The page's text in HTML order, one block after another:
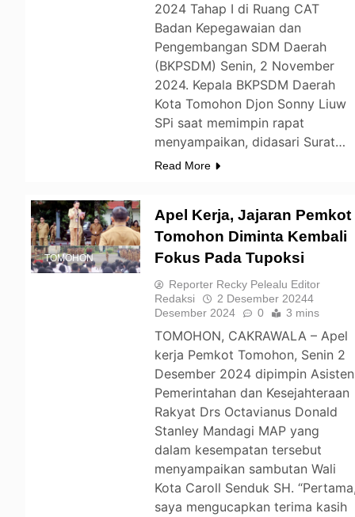
2024 Tahap I di Ruang CAT
Badan Kepegawaian dan
Pengembangan SDM Daerah
(BKPSDM) Senin, 2 November
2024. Kepala BKPSDM Daerah
Kota Tomohon Djon Sonny Liuw
SPi saat memimpin rapat
menyampaikan, didasari Surat…
Read More
TOMOHON
Apel Kerja, Jajaran Pemkot
Tomohon Diminta Kembali
Fokus Pada Tupoksi
Reporter Recky Pelealu Editor
Redaksi
2 Desember 20244
Desember 2024
0 3 mins
TOMOHON, CAKRAWALA – Apel
kerja Pemkot Tomohon, Senin 2
Desember 2024 dipimpin Asisten
Pemerintahan dan Kesejahteraan
Rakyat Drs Octavianus Donald
Stanley Mandagi MAP yang
dalam kesempatan tersebut
menyampaikan sambutan Wali
Kota Caroll Senduk SH.
saya mengucapkan terima kasih